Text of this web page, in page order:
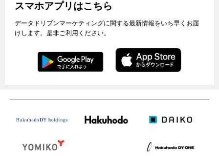
スマホアプリはこちら
データドリブンマーケティングに関する最新情報をいち早くお届
けします。是非ご利用ください。